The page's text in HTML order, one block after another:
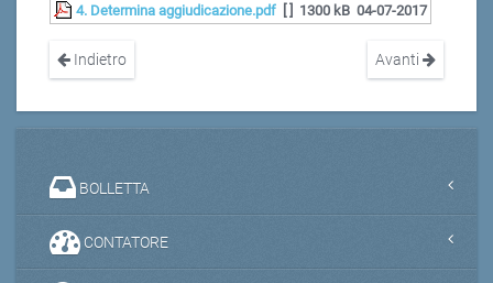
4. Determina aggiudicazione.pdf
1300 kB 04-07-2017
Indietro Avanti
BOLLETTA
CONTATORE